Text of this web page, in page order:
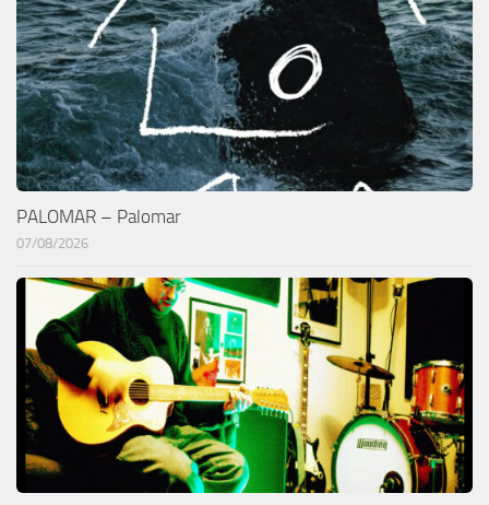
PALOMAR – Palomar
07/08/2026